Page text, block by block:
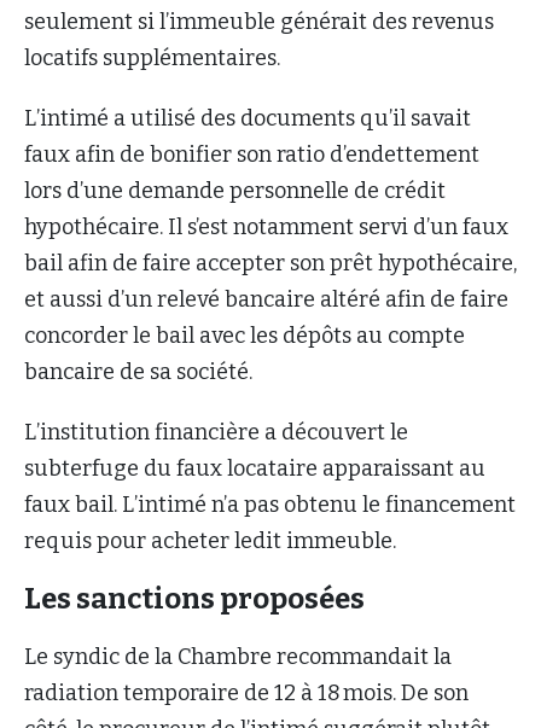
seulement si l’immeuble générait des revenus
locatifs supplémentaires.
L’intimé a utilisé des documents qu’il savait
faux afin de bonifier son ratio d’endettement
lors d’une demande personnelle de crédit
hypothécaire. Il s’est notamment servi d’un faux
bail afin de faire accepter son prêt hypothécaire,
et aussi d’un relevé bancaire altéré afin de faire
concorder le bail avec les dépôts au compte
bancaire de sa société.
L’institution financière a découvert le
subterfuge du faux locataire apparaissant au
faux bail. L’intimé n’a pas obtenu le financement
requis pour acheter ledit immeuble.
Les sanctions proposées
Le syndic de la Chambre recommandait la
radiation temporaire de 12 à 18 mois. De son